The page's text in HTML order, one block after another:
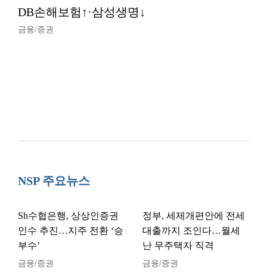
DB손해보험↑·삼성생명↓
금융/증권
NSP 주요뉴스
Sh수협은행, 상상인증권
인수 추진…지주 전환 ‘승
부수’
금융/증권
정부, 세제개편안에 전세
대출까지 조인다…월세
난 무주택자 직격
금융/증권